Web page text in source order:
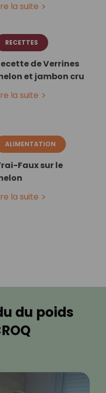
la suite
RECETTES
de Verrines
et jambon cru
la suite
ALIMENTATION
Faux sur le
la suite
du poids